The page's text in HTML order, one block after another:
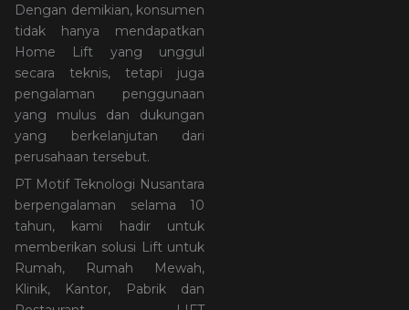
Dengan demikian, konsumen
tidak hanya mendapatkan
Home Lift yang unggul
secara teknis, tetapi juga
pengalaman penggunaan
yang mulus dan dukungan
yang berkelanjutan dari
perusahaan tersebut.
PT Motif Teknologi Nusantara
berpengalaman selama 10
tahun, kami hadir untuk
memberikan solusi Lift untuk
Rumah, Rumah Mewah,
Klinik, Kantor, Pabrik dan